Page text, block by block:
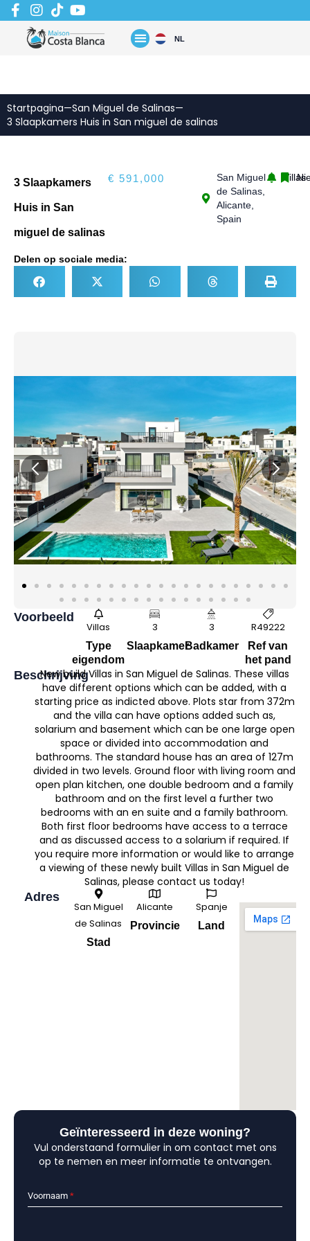
Zum
Inhalt
springen
NL
Startpagina—San Miguel de Salinas—
3 Slaapkamers Huis in San miguel de salinas
3 Slaapkamers
Huis in San
miguel de salinas
€ 591,000
San Miguel
de Salinas,
Alicante,
Spain
Villas
Delen op sociale media:
Voorbeeld
Villas
Type
eigendom
3
Slaapkamer
3
Badkamer
R49222
Ref van
het pand
Beschrijving
New build Villas in San Miguel de Salinas. These villas
have different options which can be added, with a
starting price as indicted above. Plots star from 372m
and the villa can have options added such as,
solarium and basement which can be one large open
space or divided into accommodation and
bathrooms. The standard house has an area of 127m
divided in two levels. Ground floor with living room and
open plan kitchen, one double bedroom and a family
bathroom and on the first level a further two
bedrooms with an en suite and a family bathroom.
Both first floor bedrooms have access to a terrace
and as discussed access to a solarium if required. If
you require more information or would like to arrange
a viewing of these newly built Villas in San Miguel de
Salinas, please contact us today!
Adres
San Miguel
de Salinas
Stad
Alicante
Provincie
Spanje
Land
Geïnteresseerd in deze woning?
Vul onderstaand formulier in om contact met ons
op te nemen en meer informatie te ontvangen.
Voornaam *